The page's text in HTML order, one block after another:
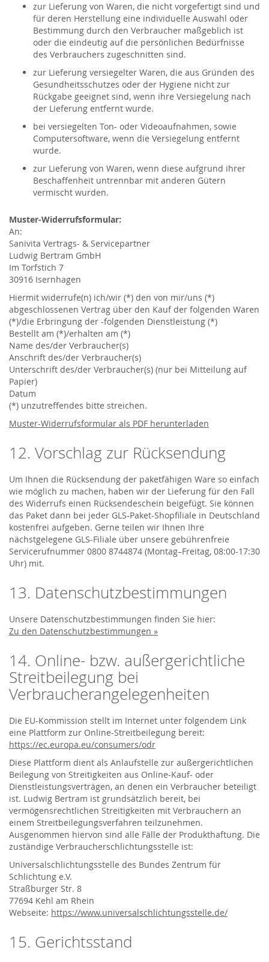
zur Lieferung von Waren, die nicht vorgefertigt sind und
für deren Herstellung eine individuelle Auswahl oder
Bestimmung durch den Verbraucher maßgeblich ist
oder die eindeutig auf die persönlichen Bedürfnisse
des Verbrauchers zugeschnitten sind.
zur Lieferung versiegelter Waren, die aus Gründen des
Gesundheitsschutzes oder der Hygiene nicht zur
Rückgabe geeignet sind, wenn ihre Versiegelung nach
der Lieferung entfernt wurde.
bei versiegelten Ton- oder Videoaufnahmen, sowie
Computersoftware, wenn die Versiegelung entfernt
wurde.
zur Lieferung von Waren, wenn diese aufgrund ihrer
Beschaffenheit untrennbar mit anderen Gütern
vermischt wurden.
Muster-Widerrufsformular:
An:
Sanivita Vertrags- & Servicepartner
Ludwig Bertram GmbH
Im Torfstich 7
30916 Isernhagen
Hiermit widerrufe(n) ich/wir (*) den von mir/uns (*)
abgeschlossenen Vertrag über den Kauf der folgenden Waren
(*)/die Erbringung der -folgenden Dienstleistung (*)
Bestellt am (*)/erhalten am (*)
Name des/der Verbraucher(s)
Anschrift des/der Verbraucher(s)
Unterschrift des/der Verbraucher(s) (nur bei Mitteilung auf
Papier)
Datum
(*) unzutreffendes bitte streichen.
Muster-Widerrufsformular als PDF herunterladen
12. Vorschlag zur Rücksendung
Um Ihnen die Rücksendung der paketfähigen Ware so einfach
wie möglich zu machen, haben wir der Lieferung für den Fall
des Widerrufs einen Rücksendeschein beigefügt. Sie können
das Paket dann bei jeder GLS-Paket-Shopfiliale in Deutschland
kostenfrei aufgeben. Gerne teilen wir Ihnen Ihre
nächstgelegene GLS-Filiale über unsere gebührenfreie
Servicerufnummer 0800 8744874 (Montag–Freitag, 08:00-17:30
Uhr) mit.
13. Datenschutzbestimmungen
Unsere Datenschutzbestimmungen finden Sie hier:
Zu den Datenschutzbestimmungen »
14. Online- bzw. außergerichtliche
Streitbeilegung bei
Verbraucherangelegenheiten
Die EU-Kommission stellt im Internet unter folgendem Link
eine Plattform zur Online-Streitbeilegung bereit:
https://ec.europa.eu/consumers/odr
Diese Plattform dient als Anlaufstelle zur außergerichtlichen
Beilegung von Streitigkeiten aus Online-Kauf- oder
Dienstleistungsverträgen, an denen ein Verbraucher beteiligt
ist. Ludwig Bertram ist grundsätzlich bereit, bei
vermögensrechtlichen Streitigkeiten mit Verbrauchern an
einem Streitbeilegungsverfahren teilzunehmen.
Ausgenommen hiervon sind alle Fälle der Produkthaftung. Die
zuständige Verbraucherschlichtungsstelle ist:
Universalschlichtungsstelle des Bundes Zentrum für
Schlichtung e.V.
Straßburger Str. 8
77694 Kehl am Rhein
Webseite: https://www.universalschlichtungsstelle.de/
15. Gerichtsstand